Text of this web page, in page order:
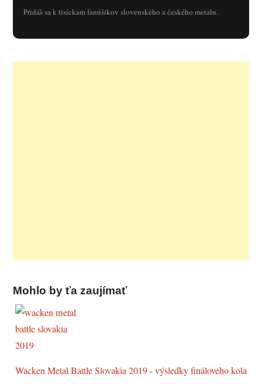
Pridáš sa k tisíckam fanúšikov slovenského a českého metalu.
Mohlo by ťa zaujímať
Wacken Metal Battle Slovakia 2019 - výsledky finálového kola